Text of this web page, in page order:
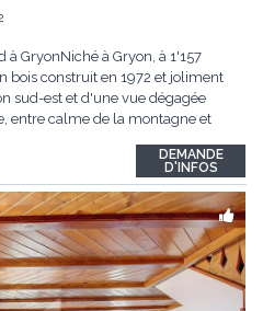
GryonNiché à Gryon, à 1'157
bois construit en 1972 et joliment
sud-est et d'une vue dégagée
entre calme de la montagne et
que secondaire. Au rez-de-DEMANDE
D'INFOS